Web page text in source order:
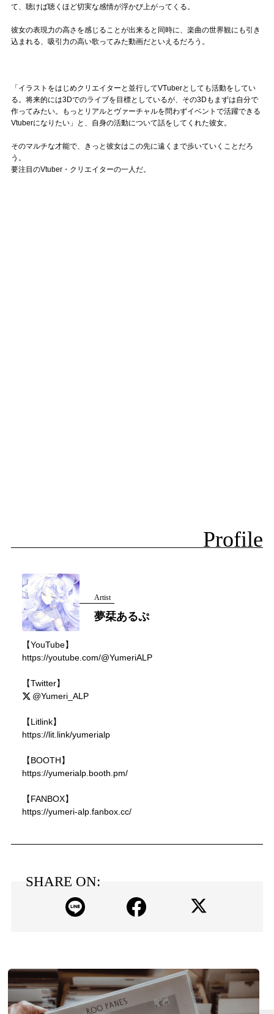
て、聴けば聴くほど切実な感情が浮かび上がってくる。
彼女の表現力の高さを感じることが出来ると同時に、楽曲の世界観にも引き
込まれる、吸引力の高い歌ってみた動画だといえるだろう。
「イラストをはじめクリエイターと並行してVTuberとしても活動をしてい
る。将来的には3Dでのライブを目標としているが、その3Dもまずは自分で
作ってみたい。もっとリアルとヴァーチャルを問わずイベントで活躍できる
Vtuberになりたい」と、自身の活動について話をしてくれた彼女。
そのマルチな才能で、きっと彼女はこの先に遠くまで歩いていくことだろ
う。
要注目のVtuber・クリエイターの一人だ。
Profile
Artist
夢栞あるぷ
【YouTube】
https://youtube.com/@YumeriALP
【Twitter】
@Yumeri_ALP
【Litlink】
https://lit.link/yumerialp
【BOOTH】
https://yumerialp.booth.pm/
【FANBOX】
https://yumeri-alp.fanbox.cc/
SHARE ON: